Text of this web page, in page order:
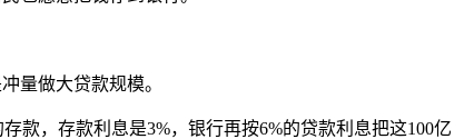
量做大贷款规模。
款，存款利息是3%，银行再按6%的贷款利息把这100亿